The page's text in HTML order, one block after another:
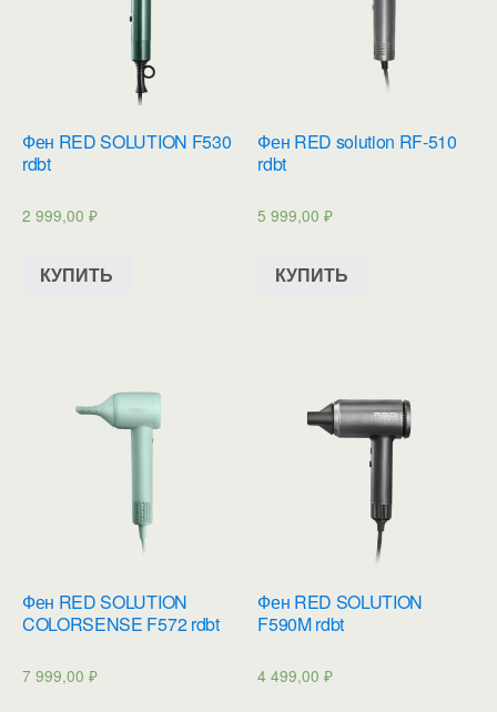
Фен RED SOLUTION F530
rdbt
2 999,00 ₽
КУПИТЬ
Фен RED solution RF-510
rdbt
5 999,00₽
КУПИТЬ
Фен RED SOLUTION
COLORSENSE F572 rdbt
7 999,00 ₽
Фен RED SOLUTION
F590M rdbt
4 499,00₽